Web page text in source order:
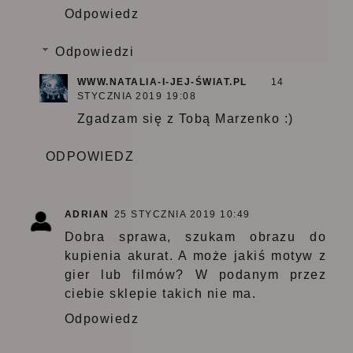
Odpowiedz
Odpowiedzi
WWW.NATALIA-I-JEJ-ŚWIAT.PL
14
STYCZNIA 2019 19:08
Zgadzam się z Tobą Marzenko :)
ODPOWIEDZ
ADRIAN 25 STYCZNIA 2019 10:49
Dobra sprawa, szukam obrazu do
kupienia akurat. A może jakiś motyw z
gier lub filmów? W podanym przez
ciebie sklepie takich nie ma.
Odpowiedz